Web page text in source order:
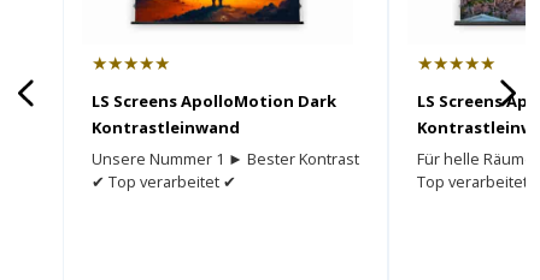
★★★★★
LS Screens ApolloMotion Dark
Kontrastleinwand
Unsere Nummer 1 ► Bester Kontrast
✔ Top verarbeitet ✔
★★★★★
LS Screens
Für helle
Top verarbeitet